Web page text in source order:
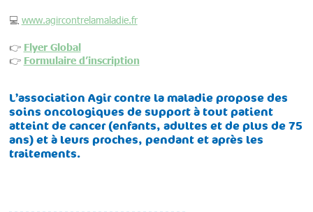
💻 www.agircontrelamaladie.fr
👉 Flyer Global
👉 Formulaire d’inscription
L’association Agir contre la maladie propose des
soins oncologiques de support à tout patient
atteint de cancer (enfants, adultes et de plus de 75
ans) et à leurs proches, pendant et après les
traitements.